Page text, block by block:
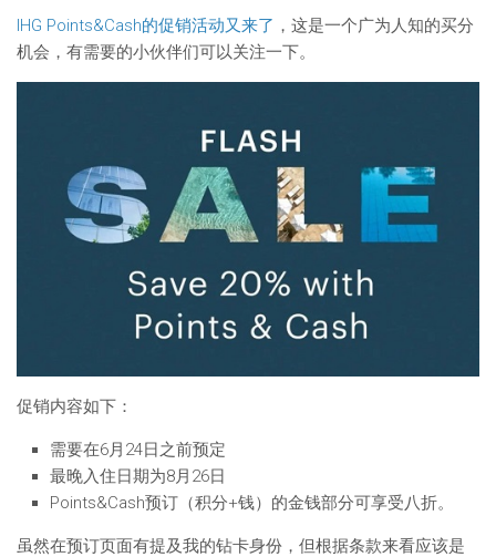
IHG Points&Cash的促销活动又来了 ，这是一个广为人知的买分
机会，有需要的小伙伴们可以关注一下。
促销内容如下：
需要在6月24日之前预定
最晚入住日期为8月26日
Points&Cash预订（积分+钱）的金钱部分可享受八折。
虽然在预订页面有提及我的钻卡身份，但根据条款来看应该是